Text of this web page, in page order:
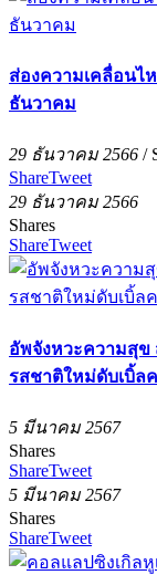
ส่องความเคลื่อนไ
ธันวาคม
29 ธันวาคม 2566 /
ShareTweet
29 ธันวาคม 2566
Shares
ShareTweet
อัพจังหวะความสุข
รสชาติใหม่ดับเบิ้ล
5 มีนาคม 2567
Shares
ShareTweet
5 มีนาคม 2567
Shares
ShareTweet